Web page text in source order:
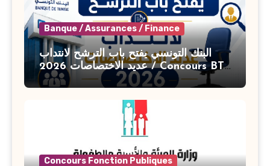
Banque / Assurances / Finance
البنك التونسي يفتح باب الترشح لانتداب
عديد الاختصاصات 2026 / Concours BT
Banque de Tunisie 2026
Concours Fonction Publiques